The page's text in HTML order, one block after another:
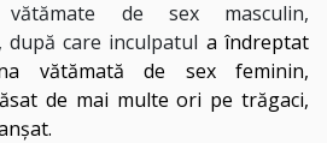
de sex masculin,
după care inculpatul a îndreptat
vătămată de sex feminin,
de mai multe ori pe trăgaci,